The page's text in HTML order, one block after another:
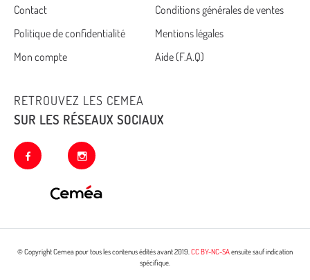
Cemea
footer
Contact
Conditions générales de ventes
Politique de confidentialité
Mentions légales
Mon compte
Aide (F.A.Q)
RETROUVEZ LES CEMEA
SUR LES RÉSEAUX SOCIAUX
facebook instagram
© Copyright Cemea pour tous les contenus édités avant 2019. CC BY-NC-SAensuite sauf indication
spécifique.